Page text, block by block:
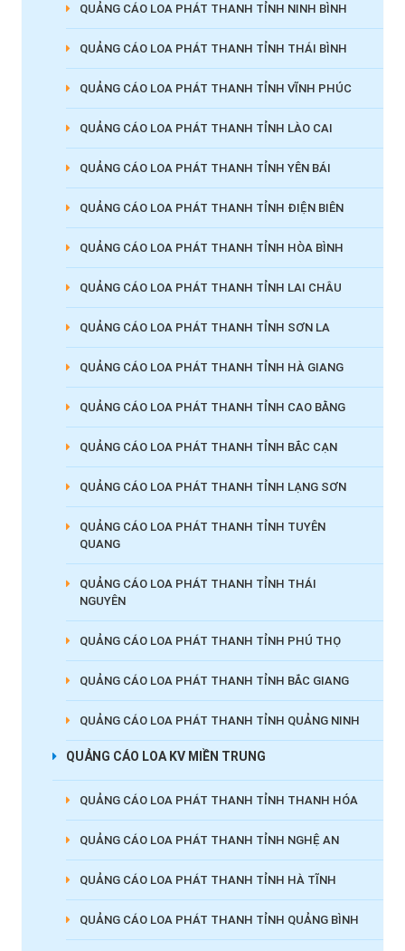
QUẢNG CÁO LOA PHÁT THANH TỈNH NINH BÌNH
QUẢNG CÁO LOA PHÁT THANH TỈNH THÁI BÌNH
QUẢNG CÁO LOA PHÁT THANH TỈNH VĨNH PHÚC
QUẢNG CÁO LOA PHÁT THANH TỈNH LÀO CAI
QUẢNG CÁO LOA PHÁT THANH TỈNH YÊN BÁI
QUẢNG CÁO LOA PHÁT THANH TỈNH ĐIỆN BIÊN
QUẢNG CÁO LOA PHÁT THANH TỈNH HÒA BÌNH
QUẢNG CÁO LOA PHÁT THANH TỈNH LAI CHÂU
QUẢNG CÁO LOA PHÁT THANH TỈNH SƠN LA
QUẢNG CÁO LOA PHÁT THANH TỈNH HÀ GIANG
QUẢNG CÁO LOA PHÁT THANH TỈNH CAO BẰNG
QUẢNG CÁO LOA PHÁT THANH TỈNH BẮC CẠN
QUẢNG CÁO LOA PHÁT THANH TỈNH LẠNG SƠN
QUẢNG CÁO LOA PHÁT THANH TỈNH TUYÊN
QUANG
QUẢNG CÁO LOA PHÁT THANH TỈNH THÁI
NGUYÊN
QUẢNG CÁO LOA PHÁT THANH TỈNH PHÚ THỌ
QUẢNG CÁO LOA PHÁT THANH TỈNH BẮC GIANG
QUẢNG CÁO LOA PHÁT THANH TỈNH QUẢNG NINH
QUẢNG CÁO LOA KV MIỀN TRUNG
QUẢNG CÁO LOA PHÁT THANH TỈNH THANH HÓA
QUẢNG CÁO LOA PHÁT THANH TỈNH NGHỆ AN
QUẢNG CÁO LOA PHÁT THANH TỈNH HÀ TĨNH
QUẢNG CÁO LOA PHÁT THANH TỈNH QUẢNG BÌNH